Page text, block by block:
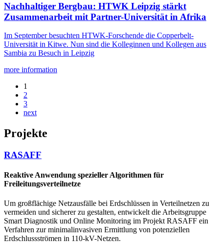
Nachhaltiger Bergbau: HTWK Leipzig stärkt
Zusammenarbeit mit Partner-Universität in Afrika
Im September besuchten HTWK-Forschende die Copperbelt-
Universität in Kitwe. Nun sind die Kolleginnen und Kollegen aus
Sambia zu Besuch in Leipzig
more information
1
2
3
next
Projekte
RASAFF
Reaktive Anwendung spezieller Algorithmen für
Freileitungsverteilnetze
Um großflächige Netzausfälle bei Erdschlüssen in Verteilnetzen zu
vermeiden und sicherer zu gestalten, entwickelt die Arbeitsgruppe
Smart Diagnostik und Online Monitoring im Projekt RASAFF ein
Verfahren zur minimalinvasiven Ermittlung von potenziellen
Erdschlussströmen in 110-kV-Netzen.